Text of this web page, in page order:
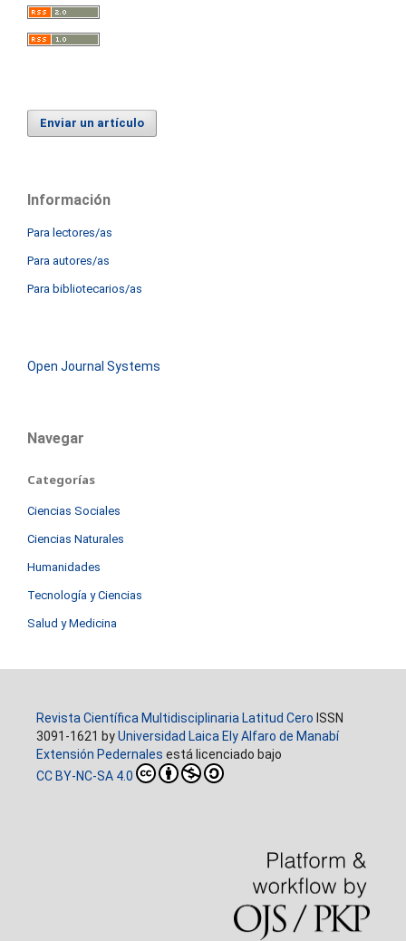
Enviar un artículo
Información
Para lectores/as
Para autores/as
Para bibliotecarios/as
Open Journal Systems
Navegar
Categorías
Ciencias Sociales
Ciencias Naturales
Humanidades
Tecnología y Ciencias
Salud y Medicina
Revista Científica Multidisciplinaria Latitud Cero ISSN
3091-1621 byUniversidad Laica Ely Alfaro de Manabí
Extensión Pedernales está licenciado bajo
CC BY-NC-SA 4.0